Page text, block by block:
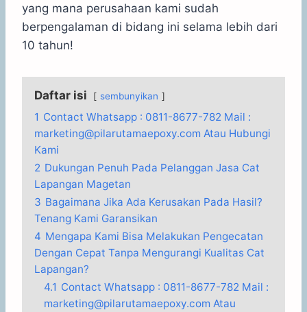
yang mana perusahaan kami sudah
berpengalaman di bidang ini selama lebih dari
10 tahun!
Daftar isi sembunyikan
1 Contact Whatsapp : 0811-8677-782 Mail :
marketing@pilarutamaepoxy.com Atau Hubungi
Kami
2 Dukungan Penuh Pada Pelanggan Jasa Cat
Lapangan Magetan
3 Bagaimana Jika Ada Kerusakan Pada Hasil?
Tenang Kami Garansikan
4 Mengapa Kami Bisa Melakukan Pengecatan
Dengan Cepat Tanpa Mengurangi Kualitas Cat
Lapangan?
4.1 Contact Whatsapp : 0811-8677-782 Mail :
marketing@pilarutamaepoxy.com Atau